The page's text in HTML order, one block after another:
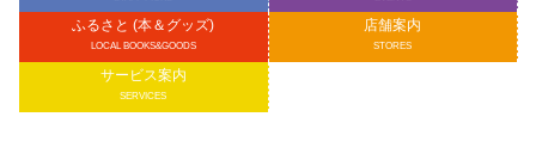
ふるさと (本＆グッズ)
LOCAL BOOKS&GOODS
店舗案内
STORES
サービス案内
SERVICES